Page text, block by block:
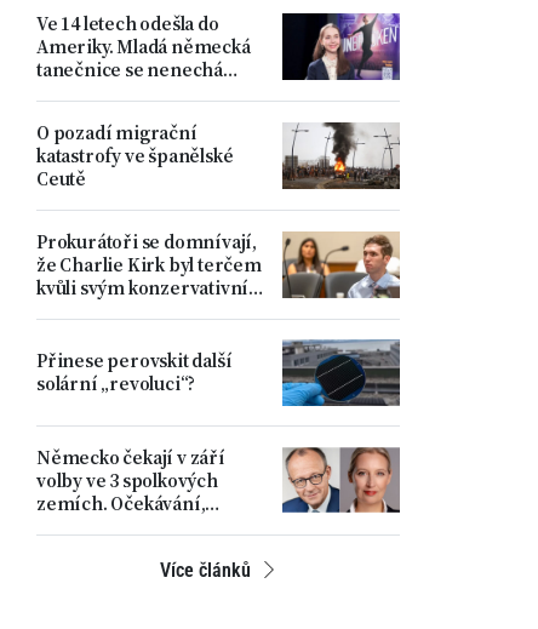
Ve 14 letech odešla do
Ameriky. Mladá německá
tanečnice se nenechá
O pozadí migrační
katastrofy ve španělské
Ceutě
Prokurátoři se domnívají,
že Charlie Kirk byl terčem
kvůli svým konzervativním
Přinese perovskit další
solární „revoluci“?
Německo čekají v září
volby ve 3 spolkových
zemích. Očekávání,
Více článků